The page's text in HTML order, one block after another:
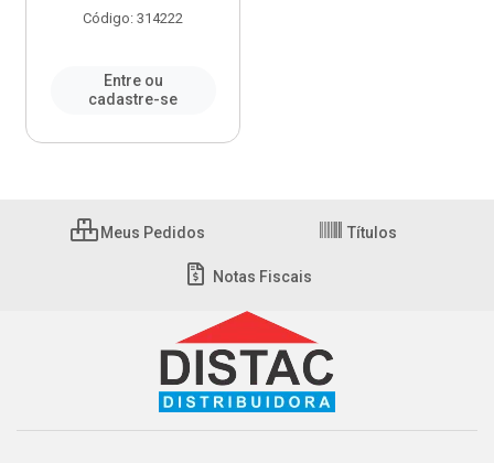
Código: 314222
Entre ou
cadastre-se
Meus Pedidos Títulos
Notas Fiscais